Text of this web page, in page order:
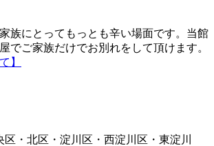
族にとってもっとも辛い場面です。当館
でご家族だけでお別れをして頂けます。
】
区・北区・淀川区・西淀川区・東淀川